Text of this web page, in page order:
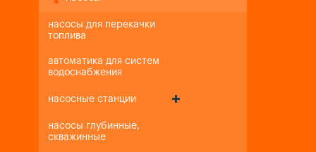
насосы для перекачки
топлива
автоматика для систем
водоснабжения
насосные станции
насосы глубинные,
скважинные